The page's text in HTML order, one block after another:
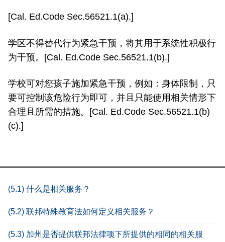
(5.1) 什么是相关服务？
(5.2) 联邦特殊教育法如何定义相关服务？
(5.3) 加州是否提供联邦法律项下所提供的相同的相关服
[Cal. Ed.Code Sec.56521.1(a).]
学区不得替代行为紧急干预，将其用于系统性积极行
为干预。[Cal. Ed.Code Sec.56521.1(b).]
学校可对您孩子施加紧急干预，例如：身体限制，只
要可控制该危险行为即可，并且只能使用相关情形下
合理且所需的措施。[Cal. Ed.Code Sec.56521.1(b)
(c).]